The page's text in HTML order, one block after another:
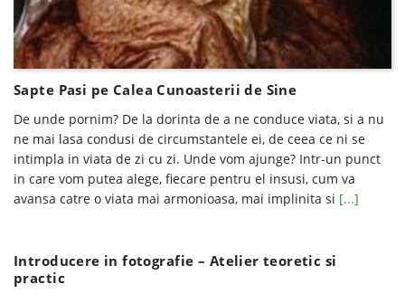
Sapte Pasi pe Calea Cunoasterii de Sine
De unde pornim? De la dorinta de a ne conduce viata, si a nu
ne mai lasa condusi de circumstantele ei, de ceea ce ni se
intimpla in viata de zi cu zi. Unde vom ajunge? Intr-un punct
in care vom putea alege, fiecare pentru el insusi, cum va
avansa catre o viata mai armonioasa, mai implinita si [...]
Introducere in fotografie – Atelier teoretic si
practic